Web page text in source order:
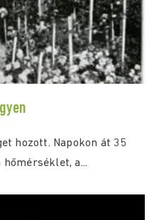
hozott. Napokon át 35
a...